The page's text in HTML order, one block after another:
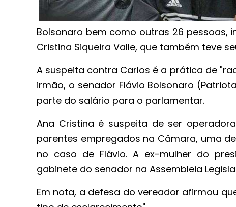
Bolsonaro bem como outras 26 pessoas,
Cristina Siqueira Valle, que também teve
A suspeita contra Carlos é a prática de
irmão, o senador Flávio Bolsonaro
parte do salário para o parlamentar.
Ana Cristina é suspeita de ser
parentes empregados na Câmara, uma
no caso de Flávio. A ex-mulher do
gabinete do senador na Assembleia
Em nota, a defesa do vereador afirmou